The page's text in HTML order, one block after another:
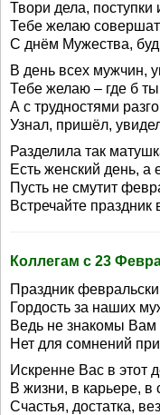
Твори дела, поступки
Тебе желаю
С днём Мужества,
В день всех мужчин,
Тебе желаю – где б
А с трудностями
Узнал, пришёл,
Разделила так
Есть женский день, а
Пусть не смутит
Встречайте праздник
Коллегам с 23
Праздник
Гордость за наших
Ведь не знакомы Вам
Нет для сомнений
Искренне Вас в этот
В жизни, в карьере, в
Счастья, достатка,